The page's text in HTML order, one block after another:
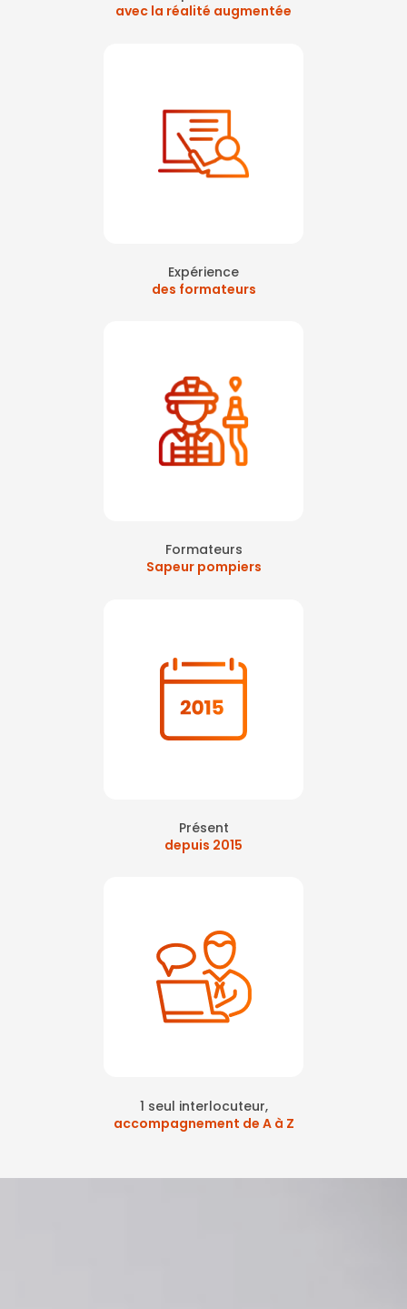
avec la réalité augmentée
Expérience
des formateurs
Formateurs
Sapeur pompiers
Présent
depuis 2015
1 seul interlocuteur,
accompagnement de A à Z